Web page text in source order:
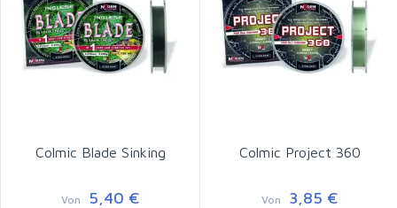
Colmic Blade Sinking
Von 5,40 €
Colmic Project 360
Von 3,85 €